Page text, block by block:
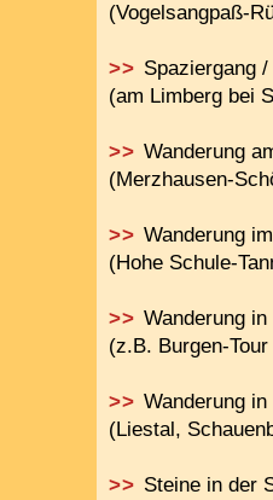
(Vogelsangpaß-
>> Spaziergang
(am Limberg bei
>> Wanderung
(Merzhausen-
>> Wanderung
(Hohe Schule-
>> Wanderung
(z.B. Burgen-
>> Wanderung
(Liestal,
>> Steine in der